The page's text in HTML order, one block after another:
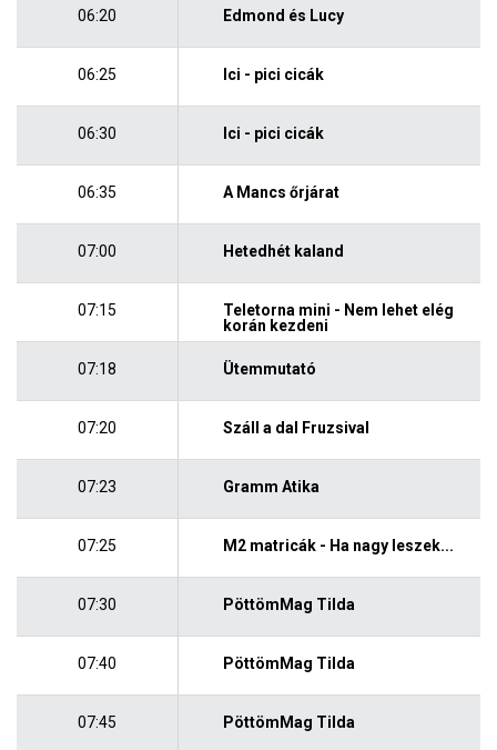
06:20 Edmond és Lucy
06:25 Ici - pici cicák
06:30 Ici - pici cicák
06:35 A Mancs őrjárat
07:00 Hetedhét kaland
07:15
Teletorna mini - Nem lehet elég
korán kezdeni
07:18 Ütemmutató
07:20 Száll a dal Fruzsival
07:23 Gramm Atika
07:25 M2 matricák - Ha nagy leszek...
07:30 PöttömMag Tilda
07:40 PöttömMag Tilda
07:45 PöttömMag Tilda